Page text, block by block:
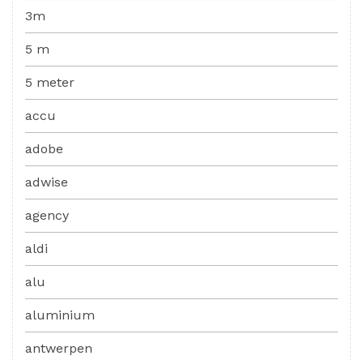
3m
5 m
5 meter
accu
adobe
adwise
agency
aldi
alu
aluminium
antwerpen